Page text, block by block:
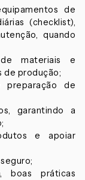
de
(checklist),
quando
materiais e
de produção;
preparação de
garantindo a
e apoiar
boas práticas